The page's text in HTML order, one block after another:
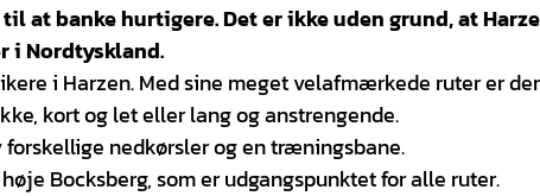
at banke hurtigere. Det er ikke uden grund, at
i Nordtyskland.
i Harzen. Med sine meget velafmærkede ruter er
kort og let eller lang og anstrengende.
nedkørsler og en træningsbane.
Bocksberg, som er udgangspunktet for alle ruter.